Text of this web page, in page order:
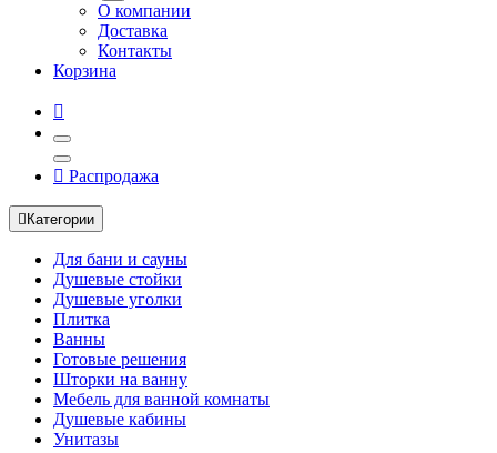
О компании
Доставка
Контакты
Корзина
Распродажа
Категории
Для бани и сауны
Душевые стойки
Душевые уголки
Плитка
Ванны
Готовые решения
Шторки на ванну
Мебель для ванной комнаты
Душевые кабины
Унитазы